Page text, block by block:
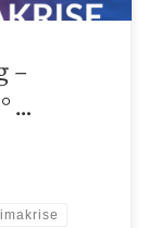
–
…